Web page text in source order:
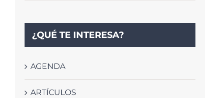
¿QUÉ TE INTERESA?
AGENDA
ARTÍCULOS